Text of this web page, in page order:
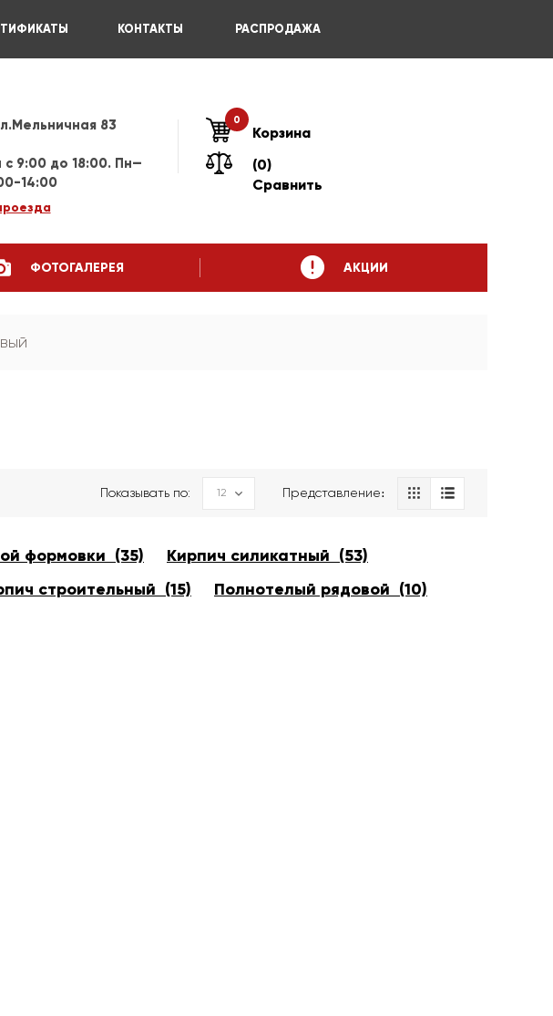
КОНТАКТЫ РАСПРОДАЖА
83
9:00 до 18:00. Пн—
14:00
0
Корзина
(0)
Сравнить
ФОТОГАЛЕРЕЯ АКЦИИ
Показывать по: Представление։
формовки (35)
Кирпич силикатный (53)
строительный (15)
Полнотелый рядовой (10)